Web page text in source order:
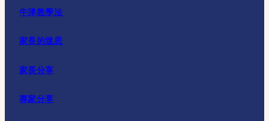
牛津教學法
家長的迷思
家長分享
專家分享